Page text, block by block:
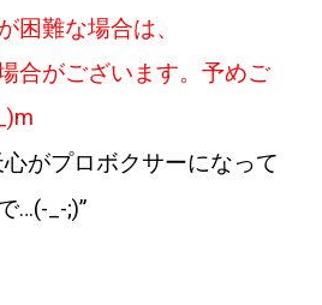
困難な場合は、
合がございます。予めご
がプロボクサーになって
…(-_-;)”